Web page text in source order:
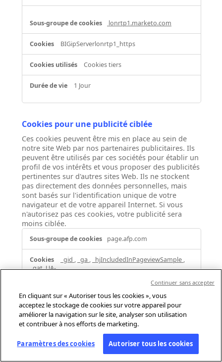
lonrtp1.marketo.com
BIGipServerlonrtp1_https
Cookies tiers
1 Jour
Cookies pour une publicité ciblée
Ces cookies peuvent être mis en place au sein de
notre site Web par nos partenaires publicitaires. Ils
peuvent être utilisés par ces sociétés pour établir un
profil de vos intérêts et vous proposer des publicités
pertinentes sur d'autres sites Web. Ils ne stockent
pas directement des données personnelles, mais
sont basés sur l'identification unique de votre
navigateur et de votre appareil Internet. Si vous
n'autorisez pas ces cookies, votre publicité sera
moins ciblée.
pour
une
publicité
ciblée
page.afp.com
_gid , _ga , _hjIncludedInPageviewSample ,
_gat_UA-
1 Jour, 730 Jours, quelques secondes,
quelques secondes
afp.com
En cliquant sur « Autoriser tous les cookies », vous
acceptez le stockage de cookies sur votre appareil pour
améliorer la navigation sur le site, analyser son utilisation
et contribuer à nos efforts de marketing.
Paramètres des cookies Autoriser tous les cookies
Continuer sans accepter